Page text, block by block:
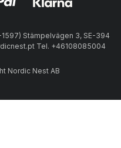
Stämpelvägen 3, SE-394
Tel. +46108085004
Nordic Nest AB